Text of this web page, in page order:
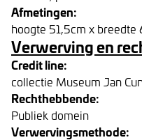
Afmetingen:
hoogte 51,5cm x breedte
Verwerving en
Credit line:
collectie Museum Jan
Rechthebbende:
Publiek domein
Verwervingsmethode: